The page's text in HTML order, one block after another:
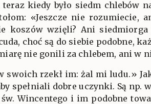
kiedy było siedm chlebów
«Jeszcze nie rozumiecie,
koszów wzięli? Ani
choć są do siebie podobne,
nie gonili za chlebem, ani w
swoich rzekł im: żal mi ludu.»
spełniali dobre uczynki. Są np.
Wincentego i im podobne